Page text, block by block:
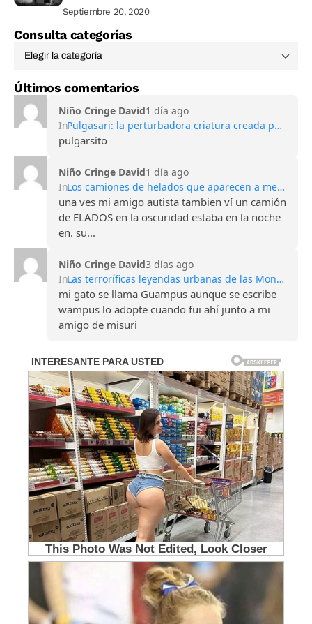
Septiembre 20, 2020
Consulta categorías
Últimos comentarios
Niño Cringe David1 día ago
In
Pulgasari: la perturbadora criatura creada por Corea del Norte para competir con Godzilla
pulgarsito
Niño Cringe David1 día ago
In
Los camiones de helados que aparecen a medianoche: la oscura leyenda de los niños desaparecidos
una ves mi amigo autista tambien ví un camión
de ELADOS en la oscuridad estaba en la noche
en. su...
Niño Cringe David3 días ago
In
Las terroríficas leyendas urbanas de las Montañas Apalaches
mi gato se llama Guampus aunque se escribe
wampus lo adopte cuando fui ahí junto a mi
amigo de misuri